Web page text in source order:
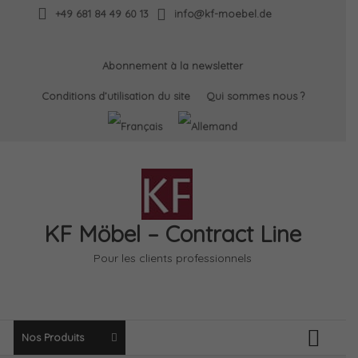
+49 681 84 49 60 13 info@kf-moebel.de
Abonnement à la newsletter
Conditions d’utilisation du site Qui sommes nous ?
KF Möbel – Contract Line
Pour les clients professionnels
Nos Produits